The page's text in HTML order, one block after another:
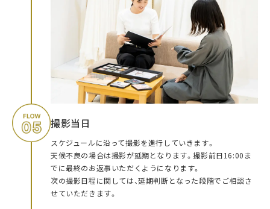
撮影当日
スケジュールに沿って撮影を進行していきます。
天候不良の場合は撮影が延期となります。撮影前日16:00ま
でに最終のお返事いただくようになります。
次の撮影日程に関しては、延期判断となった段階でご相談さ
せていただきます。